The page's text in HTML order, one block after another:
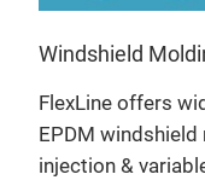
Windshield
FlexLine offers
EPDM
injection &